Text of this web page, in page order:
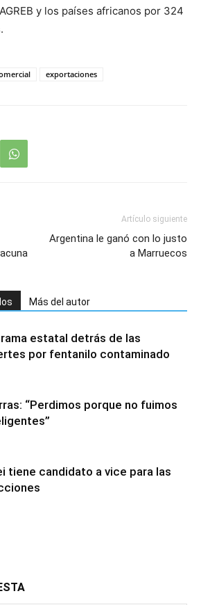
y los países africanos por 324
exportaciones
Artículo siguiente
Argentina le ganó con lo justo
a Marruecos
Más del autor
estatal detrás de las
por fentanilo contaminado
“Perdimos porque no fuimos
tiene candidato a vice para las